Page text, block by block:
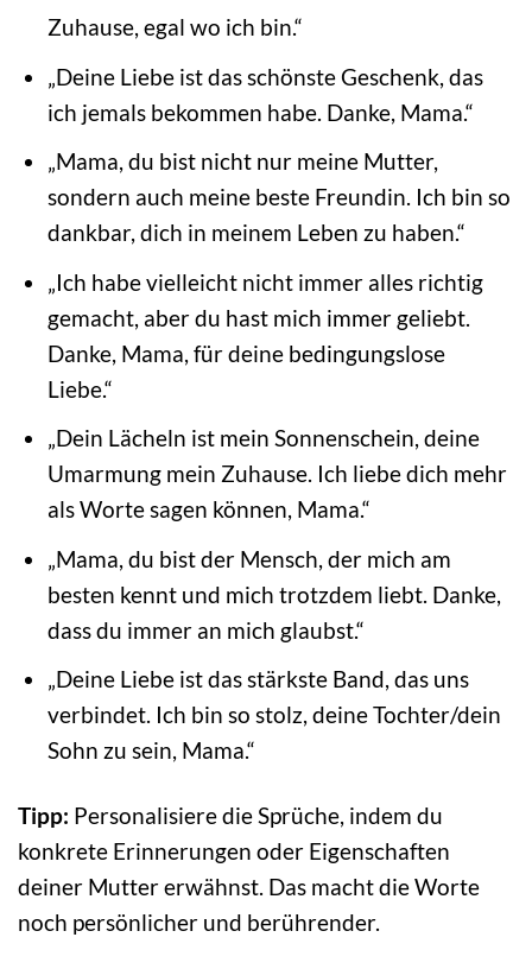
Zuhause, egal wo ich bin.“
„Deine Liebe ist das schönste Geschenk, das
ich jemals bekommen habe. Danke, Mama.“
„Mama, du bist nicht nur meine Mutter,
sondern auch meine beste Freundin. Ich bin so
dankbar, dich in meinem Leben zu haben.“
„Ich habe vielleicht nicht immer alles richtig
gemacht, aber du hast mich immer geliebt.
Danke, Mama, für deine bedingungslose
Liebe.“
„Dein Lächeln ist mein Sonnenschein, deine
Umarmung mein Zuhause. Ich liebe dich mehr
als Worte sagen können, Mama.“
„Mama, du bist der Mensch, der mich am
besten kennt und mich trotzdem liebt. Danke,
dass du immer an mich glaubst.“
„Deine Liebe ist das stärkste Band, das uns
verbindet. Ich bin so stolz, deine Tochter/dein
Sohn zu sein, Mama.“
Tipp: Personalisiere die Sprüche, indem du
konkrete Erinnerungen oder Eigenschaften
deiner Mutter erwähnst. Das macht die Worte
noch persönlicher und berührender.